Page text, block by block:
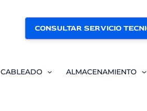
CONSULTAR SERVICIO
CABLEADO ALMACENAMIENTO